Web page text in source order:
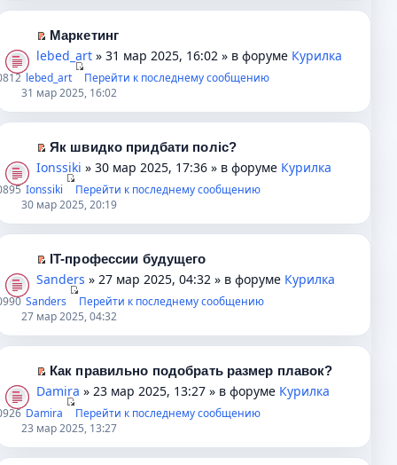
и
ю
о
о
б
щ
е
н
и
ю
н
н
о
м
у
с
о
о
щ
е
н
и
ю
р
о
ч
и
т
а
н
н
м
у
с
о
о
щ
е
н
и
ю
о
м
у
н
е
п
р
о
и
т
а
н
н
м
у
с
о
о
щ
е
н
и
й
т
и
п
е
р
в
о
у
н
е
п
р
ч
и
т
а
н
о
м
у
П
р
е
й
т
и
п
е
р
в
о
у
н
е
п
р
ч
и
т
Маркетинг
lebed_art » 31 мар 2025, 16:02 » в форуме Курилка
812 lebed_art
Перейти к последнему сообщению
31 мар 2025, 16:02
П
р
е
й
т
и
п
е
р
в
о
у
н
е
Як швидко придбати поліс?
Ionssiki » 30 мар 2025, 17:36 » в форуме Курилка
895 Ionssiki
Перейти к последнему сообщению
30 мар 2025, 20:19
П
р
е
й
т
и
п
е
р
IT-профессии будущего
Sanders » 27 мар 2025, 04:32 » в форуме Курилка
990 Sanders
Перейти к последнему сообщению
27 мар 2025, 04:32
П
р
е
й
Как правильно подобрать размер плавок?
Damira » 23 мар 2025, 13:27 » в форуме Курилка
926 Damira
Перейти к последнему сообщению
23 мар 2025, 13:27